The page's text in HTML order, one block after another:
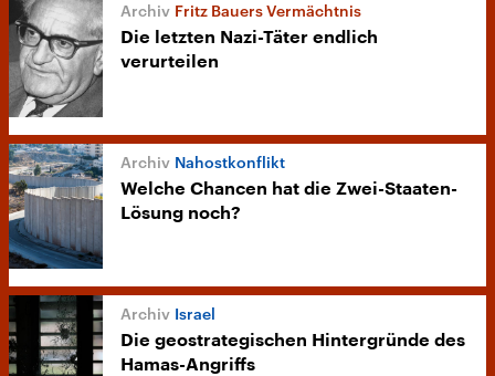
Fritz Bauers Vermächtnis
Die letzten Nazi-Täter endlich
verurteilen
Nahostkonflikt
Welche Chancen hat die Zwei-Staaten-
Lösung noch?
Israel
Die geostrategischen Hintergründe des
Hamas-Angriffs